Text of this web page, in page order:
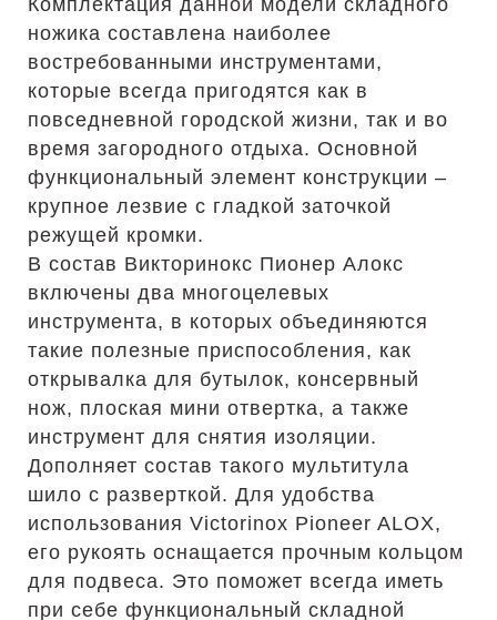
Комплектация данной модели складного
ножика составлена наиболее
востребованными инструментами,
которые всегда пригодятся как в
повседневной городской жизни, так и во
время загородного отдыха. Основной
функциональный элемент конструкции –
крупное лезвие с гладкой заточкой
режущей кромки.
В состав Викторинокс Пионер Алокс
включены два многоцелевых
инструмента, в которых объединяются
такие полезные приспособления, как
открывалка для бутылок, консервный
нож, плоская мини отвертка, а также
инструмент для снятия изоляции.
Дополняет состав такого мультитула
шило с разверткой. Для удобства
использования Victorinox Pioneer ALOX,
его рукоять оснащается прочным кольцом
для подвеса. Это поможет всегда иметь
при себе функциональный складной